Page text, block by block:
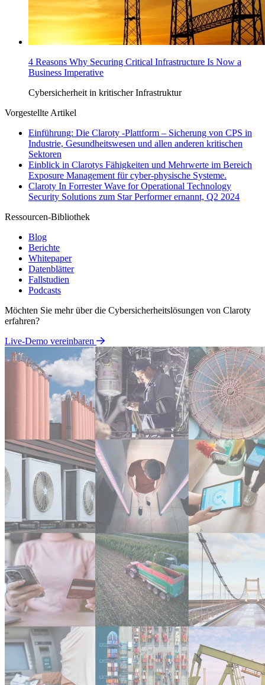
4 Reasons Why Securing Critical Infrastructure Is Now a
Business Imperative
Cybersicherheit in kritischer Infrastruktur
Vorgestellte Artikel
Einführung: Die Claroty -Plattform – Sicherung von CPS in
Industrie, Gesundheitswesen und allen anderen kritischen
Sektoren
Einblick in Clarotys Fähigkeiten und Mehrwerte im Bereich
Exposure Management für cyber-physische Systeme.
Claroty In Forrester Wave for Operational Technology
Security Solutions zum Star Performer ernannt, Q2 2024
Ressourcen-Bibliothek
Blog
Berichte
Whitepaper
Datenblätter
Fallstudien
Podcasts
Möchten Sie mehr über die Cybersicherheitslösungen von Claroty
erfahren?
Live-Demo vereinbaren